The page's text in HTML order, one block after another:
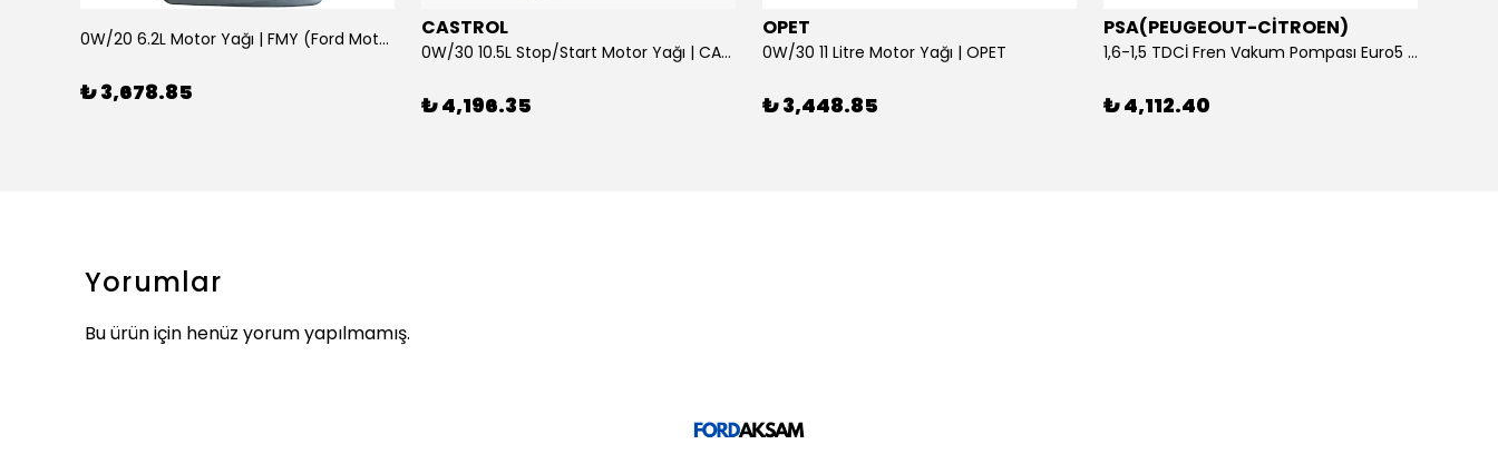
0W/20 6.2L Motor Yağı | FMY (Ford Motor Yağları)
₺ 3,678.85
CASTROL
0W/30 10.5L Stop/Start Motor Yağı | CASTROL
₺ 4,196.35
OPET
0W/30 11 Litre Motor Yağı | OPET
₺ 3,448.85
PSA(PEUGEOUT-CİTROEN)
1,6-1,5 TDCİ Fren Vakum Pompası Euro5 2013-2018 | ORİJİNAL
₺ 4,112.40
Yorumlar
Bu ürün için henüz yorum yapılmamış.